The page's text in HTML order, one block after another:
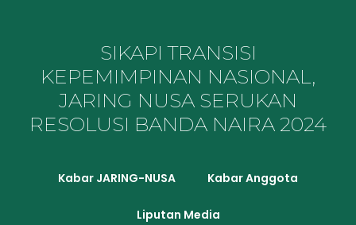
SIKAPI TRANSISI
KEPEMIMPINAN NASIONAL,
JARING NUSA SERUKAN
RESOLUSI BANDA NAIRA 2024
Kabar JARING-NUSA Kabar Anggota
Liputan Media